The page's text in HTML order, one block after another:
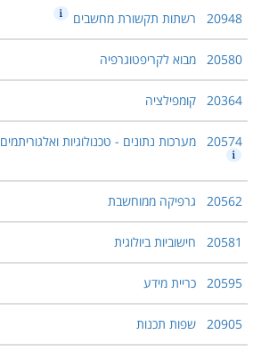
20948 רשתות תקשורת מחשבים
20580 מבוא לקריפטוגרפיה
20364 קומפילציה
20574 מערכות נתונים - טכנולוגיות ואלגוריתמים
20562 גרפיקה ממוחשבת
20581 חישוביות ביולוגית
20595 כריית מידע
20905 שפות תכנות